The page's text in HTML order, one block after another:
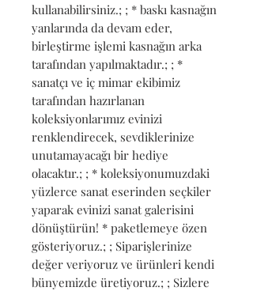
kullanabilirsiniz.; ; * baskı kasnağın
yanlarında da devam eder,
birleştirme işlemi kasnağın arka
tarafından yapılmaktadır.; ; *
sanatçı ve iç mimar ekibimiz
tarafından hazırlanan
koleksiyonlarımız evinizi
renklendirecek, sevdiklerinize
unutamayacağı bir hediye
olacaktır.; ; * koleksiyonumuzdaki
yüzlerce sanat eserinden seçkiler
yaparak evinizi sanat galerisini
dönüştürün! * paketlemeye özen
gösteriyoruz.; ; Siparişlerinize
değer veriyoruz ve ürünleri kendi
bünyemizde üretiyoruz.; ; Sizlere